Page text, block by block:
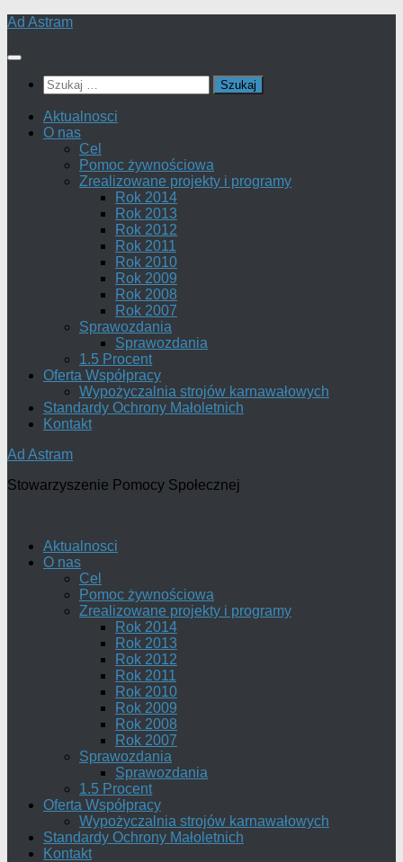
Skip
content
Ad Astram
Szukaj:
Aktualnosci
O nas
Cel
Pomoc żywnościowa
Zrealizowane projekty i programy
Rok 2014
Rok 2013
Rok 2012
Rok 2011
Rok 2010
Rok 2009
Rok 2008
Rok 2007
Sprawozdania
Sprawozdania
1.5 Procent
Oferta Współpracy
Wypożyczalnia strojów karnawałowych
Standardy Ochrony Małoletnich
Kontakt
Ad Astram
Stowarzyszenie Pomocy Społecznej
Aktualnosci
O nas
Cel
Pomoc żywnościowa
Zrealizowane projekty i programy
Rok 2014
Rok 2013
Rok 2012
Rok 2011
Rok 2010
Rok 2009
Rok 2008
Rok 2007
Sprawozdania
Sprawozdania
1.5 Procent
Oferta Współpracy
Wypożyczalnia strojów karnawałowych
Standardy Ochrony Małoletnich
Kontakt